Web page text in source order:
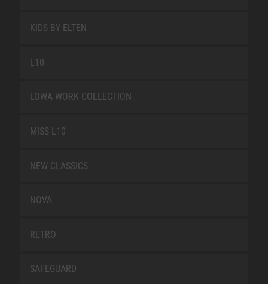
KIDS BY ELTEN
L10
LOWA WORK COLLECTION
MISS L10
NEW CLASSICS
NOVA
RETRO
SAFEGUARD